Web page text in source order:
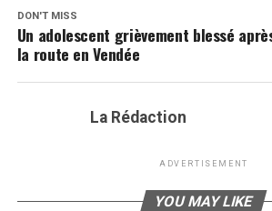
DON'T MISS
Un adolescent grièvement blessé
la route en Vendée
La Rédaction
ADVERTISEMENT
YOU MAY LIKE